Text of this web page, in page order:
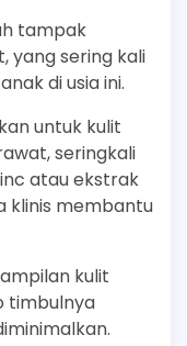
tampak
yang sering kali
di usia ini.
untuk kulit
seringkali
atau ekstrak
klinis membantu
kulit
timbulnya